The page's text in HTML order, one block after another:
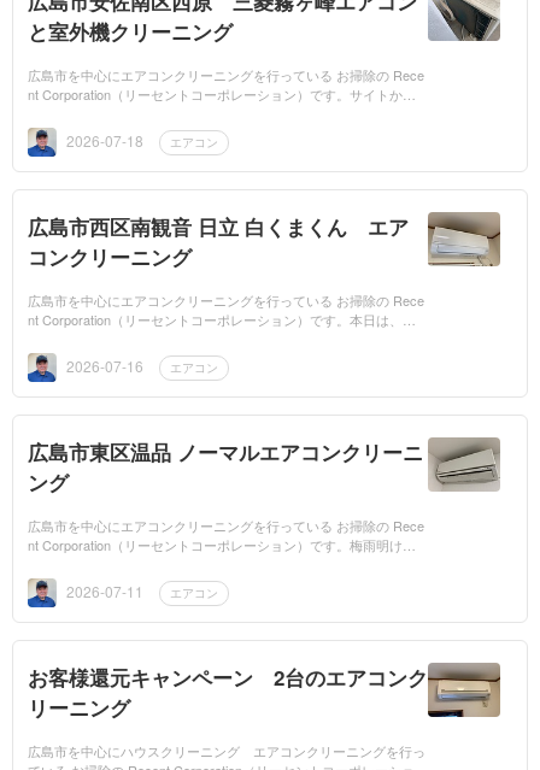
と室外機クリーニング
広島市を中心にエアコンクリーニングを行っている お掃除の Rece
nt Corporation（リーセントコーポレーション）です。サイトから
除機能付エアコン...
2026-07-18 エアコン
広島市西区南観音 日立 白くまくん エア
コンクリーニング
広島市を中心にエアコンクリーニングを行っている お掃除の Rece
nt Corporation（リーセントコーポレーション）です。本日は、新
ンに日立 白くま...
2026-07-16 エアコン
広島市東区温品 ノーマルエアコンクリーニ
ング
広島市を中心にエアコンクリーニングを行っている お掃除の Rece
nt Corporation（リーセントコーポレーション）です。梅雨明けし
す。そんな中、リ...
2026-07-11 エアコン
お客様還元キャンペーン 2台のエアコンク
リーニング
広島市を中心にハウスクリーニング エアコンクリーニングを行っ